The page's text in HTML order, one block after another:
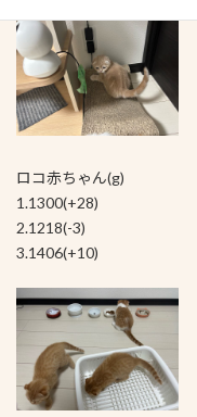
ロコ赤ちゃん(g)
1.1300(+28)
2.1218(-3)
3.1406(+10)